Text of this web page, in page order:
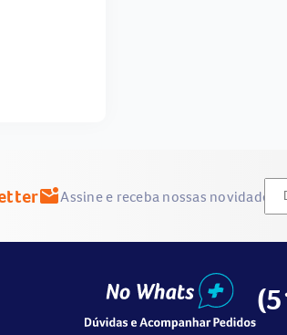
mark_email_unreadAssine e receba nossas novidades